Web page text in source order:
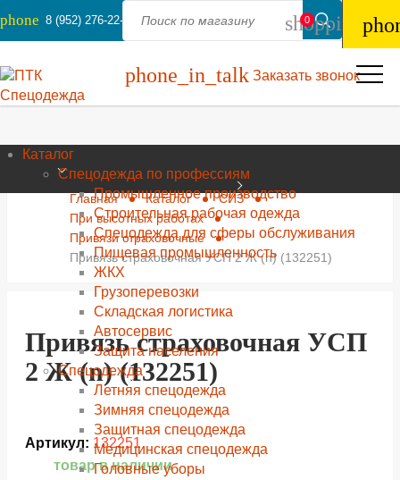
phone 8 (952) 276-22-44
phone_in_talk Заказать звонок
Каталог
Спецодежда по профессиям
Промышленное производство
Строительная рабочая одежда
Спецодежда для сферы обслуживания
Пищевая промышленность
ЖКХ
Грузоперевозки
Складская логистика
Автосервис
Защита населения
Спецодежда
Летняя спецодежда
Зимняя спецодежда
Защитная спецодежда
Медицинская спецодежда
Головные уборы
0
Главная Каталог
СИЗ
При высотных работах
Привязи страховочные
Привязь страховочная УСП 2 Ж (n) (132251)
Привязь страховочная УСП
2 Ж (n) (132251)
Артикул: 132251
товар в наличии